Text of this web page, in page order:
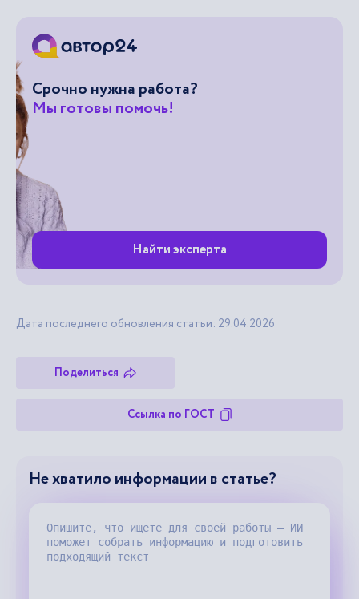
Срочно нужна работа?
Мы готовы помочь!
Найти эксперта
Дата последнего обновления статьи: 29.04.2026
Поделиться
Ссылка по ГОСТ
Не хватило информации в статье?